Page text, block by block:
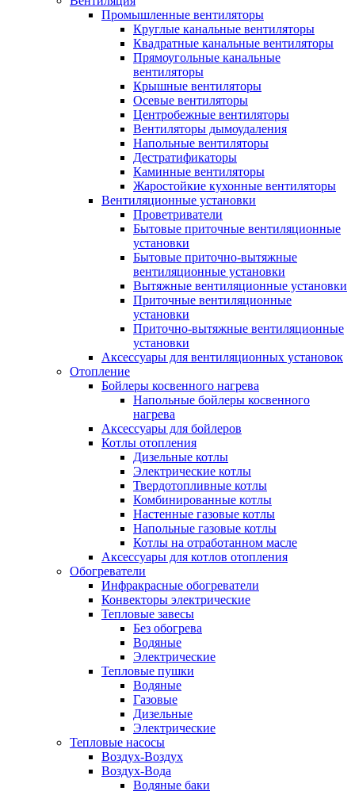
Промышленные вентиляторы
Круглые канальные вентиляторы
Квадратные канальные вентиляторы
Прямоугольные канальные
вентиляторы
Крышные вентиляторы
Осевые вентиляторы
Центробежные вентиляторы
Вентиляторы дымоудаления
Напольные вентиляторы
Дестратификаторы
Каминные вентиляторы
Жаростойкие кухонные вентиляторы
Вентиляционные установки
Проветриватели
Бытовые приточные вентиляционные
установки
Бытовые приточно-вытяжные
вентиляционные установки
Вытяжные вентиляционные установки
Приточные вентиляционные
установки
Приточно-вытяжные вентиляционные
установки
Аксессуары для вентиляционных установок
Отопление
Бойлеры косвенного нагрева
Напольные бойлеры косвенного
нагрева
Аксессуары для бойлеров
Котлы отопления
Дизельные котлы
Электрические котлы
Твердотопливные котлы
Комбинированные котлы
Настенные газовые котлы
Напольные газовые котлы
Котлы на отработанном масле
Аксессуары для котлов отопления
Обогреватели
Инфракрасные обогреватели
Конвекторы электрические
Тепловые завесы
Без обогрева
Водяные
Электрические
Тепловые пушки
Водяные
Газовые
Дизельные
Электрические
Тепловые насосы
Воздух-Воздух
Воздух-Вода
Водяные баки